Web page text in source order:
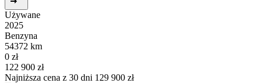
Używane
2025
Benzyna
54372 km
0 zł
122 900 zł
Najniższa cena z 30 dni 129 900 zł